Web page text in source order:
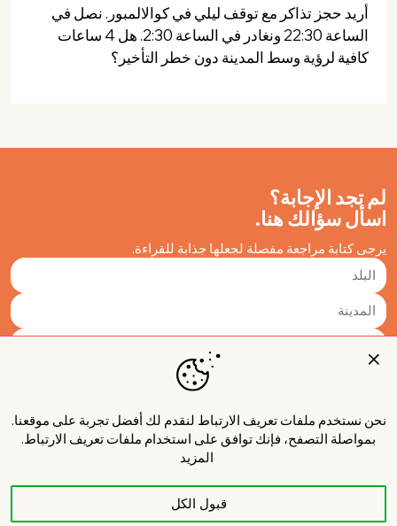
أريد حجز تذاكر مع توقف ليلي في كوالالمبور. نصل في
الساعة 22:30 ونغادر في الساعة 2:30. هل 4 ساعات
كافية لرؤية وسط المدينة دون خطر التأخير؟
لم تجد الإجابة؟
اسأل سؤالك هنا.
يرجى كتابة مراجعة مفصلة لجعلها جذابة للقراءة.
نشر
نحن نستخدم ملفات تعريف الارتباط لنقدم لك أفضل تجربة على موقعنا.
بمواصلة التصفح، فإنك توافق على استخدام ملفات تعريف الارتباط.
المزيد
قبول الكل